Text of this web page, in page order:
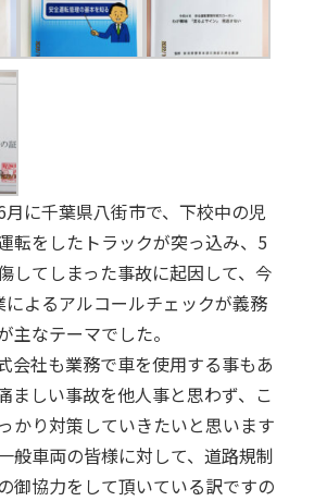
に千葉県八街市で、下校中の児
転をしたトラックが突っ込み、5
してしまった事故に起因して、今
よるアルコールチェックが義務
主なテーマでした。
会社も業務で車を使用する事もあ
ましい事故を他人事と思わず、こ
かり対策していきたいと思います
般車両の皆様に対して、道路規制
御協力をして頂いている訳ですの